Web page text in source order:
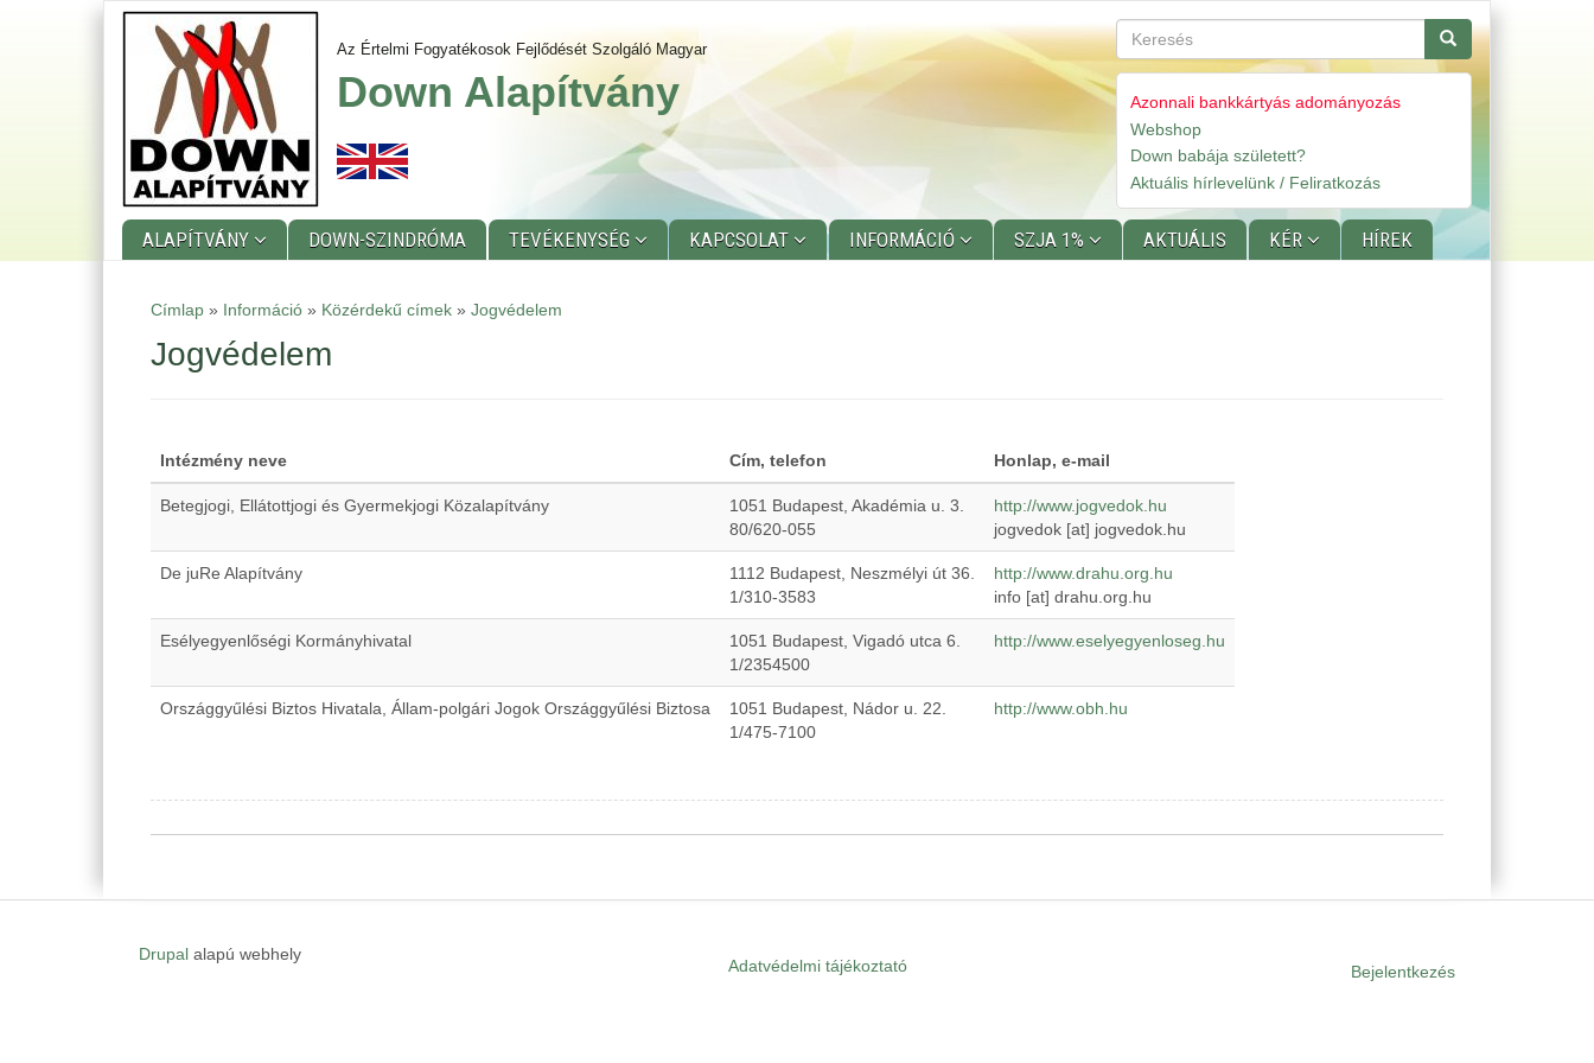
Az Értelmi Fogyatékosok Fejlődését Szolgáló Magyar
Down Alapítvány
Keresés Keresés
Gyorslinkek
Azonnali bankkártyás adományozás
Webshop
Down babája született?
Aktuális hírlevelünk / Feliratkozás
menu
ALAPÍTVÁNY DOWN-SZINDRÓMA TEVÉKENYSÉG KAPCSOLAT INFORMÁCIÓ SZJA 1% AKTUÁLIS KÉR HÍREK
Címlap » Információ » Közérdekű címek » Jogvédelem
Jogvédelem
Intézmény neve Cím, telefon Honlap, e-mail
Betegjogi, Ellátottjogi és Gyermekjogi Közalapítvány
1051 Budapest, Akadémia u. 3.
80/620-055
http://www.jogvedok.hu
jogvedok [at] jogvedok.hu
De juRe Alapítvány
1112 Budapest, Neszmélyi út 36.
1/310-3583
http://www.drahu.org.hu
info [at] drahu.org.hu
Esélyegyenlőségi Kormányhivatal
1051 Budapest, Vigadó utca 6.
1/2354500
http://www.eselyegyenloseg.hu
Országgyűlési Biztos Hivatala, Állam-polgári Jogok Országgyűlési Biztosa
1051 Budapest, Nádor u. 22.
1/475-7100
http://www.obh.hu
Drupal alapú webhely
Adatvédelmi tájékoztató Bejelentkezés